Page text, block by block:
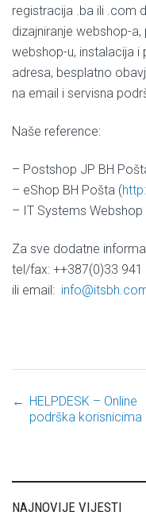
registracija .ba ili .com
dizajniranje webshop-
webshop-u, instalacija i
adresa, besplatno
na email i servisna
Naše reference:
– Postshop JP BH
– eShop BH Pošta (h
– IT Systems Webshop
Za sve dodatne
tel/fax: ++387(0)33
ili email:
Post
← HELPDESK – Online
podrška korisnicima
NAJNOVIJE VIJESTI